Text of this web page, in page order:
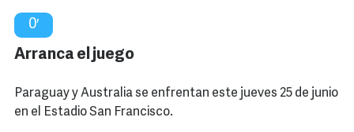
0′
Arranca el juego
Paraguay y Australia se enfrentan este jueves 25 de junio
en el Estadio San Francisco.